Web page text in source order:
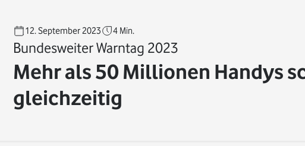
12. September 2023 4 Min.
Bundesweiter Warntag 2023
Mehr als 50 Millionen Handys
gleichzeitig